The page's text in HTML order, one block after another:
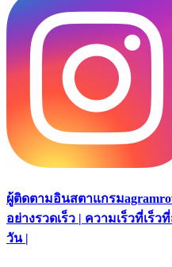
ผู้ติดตามอินสตาแกรม
อย่างรวดเร็ว | ความเร็วที่เร็ว
วัน |